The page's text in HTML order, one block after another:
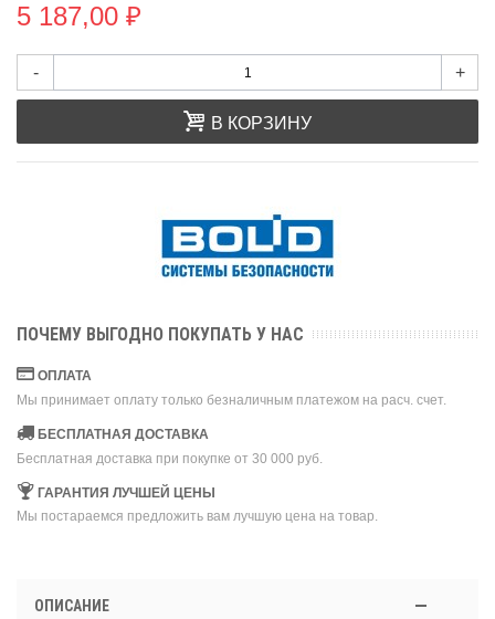
5 187,00 ₽
- +
В КОРЗИНУ
ПОЧЕМУ ВЫГОДНО ПОКУПАТЬ У НАС
ОПЛАТА
Мы принимает оплату только безналичным платежом на расч. счет.
БЕСПЛАТНАЯ ДОСТАВКА
Бесплатная доставка при покупке от 30 000 руб.
ГАРАНТИЯ ЛУЧШЕЙ ЦЕНЫ
Мы постараемся предложить вам лучшую цена на товар.
ОПИСАНИЕ